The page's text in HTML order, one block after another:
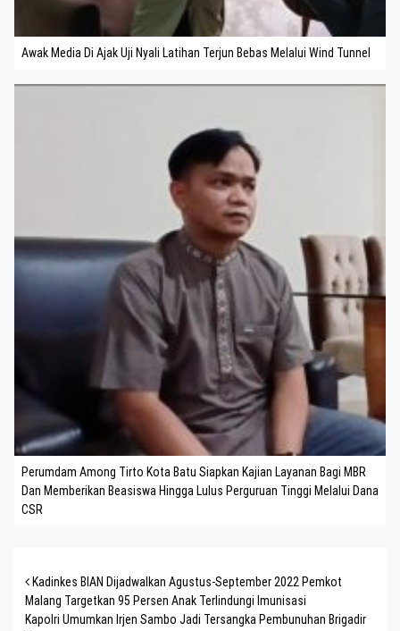
Awak Media Di Ajak Uji Nyali Latihan Terjun Bebas Melalui Wind Tunnel
Perumdam Among Tirto Kota Batu Siapkan Kajian Layanan Bagi MBR
Dan Memberikan Beasiswa Hingga Lulus Perguruan Tinggi Melalui Dana
CSR
Post navigation
Kadinkes BIAN Dijadwalkan Agustus-September 2022 Pemkot
Malang Targetkan 95 Persen Anak Terlindungi Imunisasi
Kapolri Umumkan Irjen Sambo Jadi Tersangka Pembunuhan Brigadir